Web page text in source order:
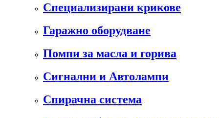
Специализирани крикове
Гаражно оборудване
Помпи за масла и горива
Сигнални и Автолампи
Спирачна система